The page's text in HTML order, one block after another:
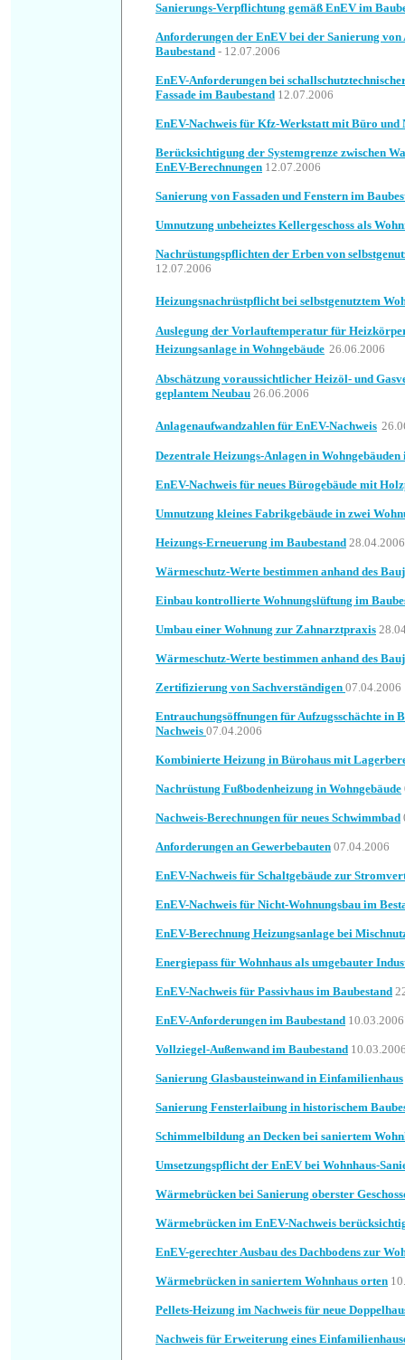
Sanierungs-Verpflichtung gemäß EnEV im
Anforderungen der EnEV bei der Sanierung von
Baubestand - 12.07.2006
EnEV-Anforderungen bei
Fassade im Baubestand 12.07.2006
EnEV-Nachweis für Kfz-Werkstatt mit Büro und
Berücksichtigung der Systemgrenze zwischen
EnEV-Berechnungen 12.07.2006
Sanierung von Fassaden und Fenstern im
Umnutzung unbeheiztes Kellergeschoss als
Nachrüstungspflichten der Erben von
12.07.2006
Heizungsnachrüstpflicht bei selbstgenutztem
Auslegung der Vorlauftemperatur für
Heizungsanlage in Wohngebäude 26.06.2006
Abschätzung voraussichtlicher Heizöl- und
geplantem Neubau 26.06.2006
Anlagenaufwandzahlen für EnEV-Nachweis
Dezentrale Heizungs-Anlagen in
EnEV-Nachweis für neues Bürogebäude mit
Umnutzung kleines Fabrikgebäude in zwei
Heizungs-Erneuerung im Baubestand 28.04.2006
Wärmeschutz-Werte bestimmen anhand des
Einbau kontrollierte Wohnungslüftung im
Umbau einer Wohnung zur Zahnarztpraxis
Wärmeschutz-Werte bestimmen anhand des
Zertifizierung von Sachverständigen 07.04.2006
Entrauchungsöffnungen für Aufzugsschächte in
Nachweis 07.04.2006
Kombinierte Heizung in Bürohaus mit
Nachrüstung Fußbodenheizung in Wohngebäude
Nachweis-Berechnungen für neues Schwimmbad
Anforderungen an Gewerbebauten 07.04.2006
EnEV-Nachweis für Schaltgebäude zur
EnEV-Nachweis für Nicht-Wohnungsbau im
EnEV-Berechnung Heizungsanlage bei
Energiepass für Wohnhaus als umgebauter
EnEV-Nachweis für Passivhaus im Baubestand
EnEV-Anforderungen im Baubestand 10.03.2006
Vollziegel-Außenwand im Baubestand
Sanierung Glasbausteinwand in Einfamilienhaus
Sanierung Fensterlaibung in historischem
Schimmelbildung an Decken bei saniertem
Umsetzungspflicht der EnEV bei Wohnhaus-
Wärmebrücken bei Sanierung oberster
Wärmebrücken im EnEV-Nachweis
EnEV-gerechter Ausbau des Dachbodens zur
Wärmebrücken in saniertem Wohnhaus orten
Pellets-Heizung im Nachweis für neue
Nachweis für Erweiterung eines